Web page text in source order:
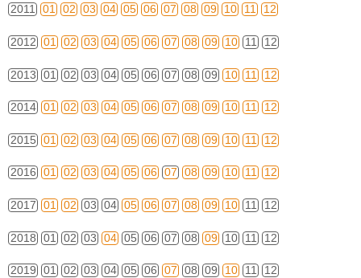
2011 01 02 03 04 05 06 07 08 09 10 11 12
2012 01 02 03 04 05 06 07 08 09 10 11 12
2013 01 02 03 04 05 06 07 08 09 10 11 12
2014 01 02 03 04 05 06 07 08 09 10 11 12
2015 01 02 03 04 05 06 07 08 09 10 11 12
2016 01 02 03 04 05 06 07 08 09 10 11 12
2017 01 02 03 04 05 06 07 08 09 10 11 12
2018 01 02 03 04 05 06 07 08 09 10 11 12
2019 01 02 03 04 05 06 07 08 09 10 11 12